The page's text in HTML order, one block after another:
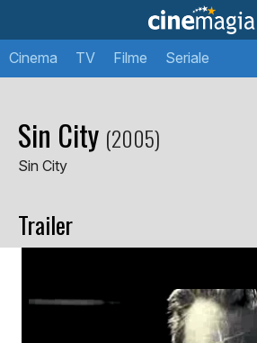
Cinema TV Filme Seriale
Sin City (2005)
Sin City
Trailer